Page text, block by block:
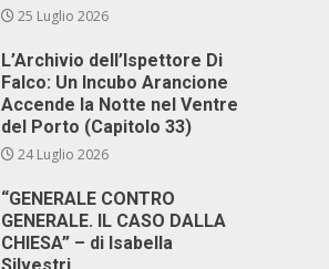
25 Luglio 2026
L’Archivio dell’Ispettore Di
Falco: Un Incubo Arancione
Accende la Notte nel Ventre
del Porto (Capitolo 33)
24 Luglio 2026
“GENERALE CONTRO
GENERALE. IL CASO DALLA
CHIESA” – di Isabella